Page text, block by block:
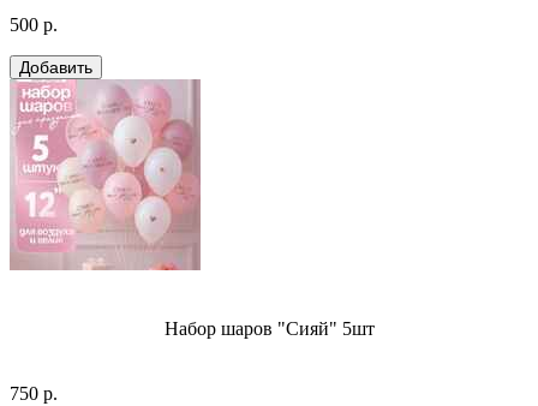
500 р.
Набор шаров "Сияй" 5шт
750 р.